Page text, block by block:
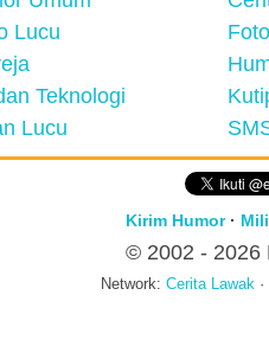
Lucu
Teknologi
Lucu
Kirim Humor·
© 2002 - 2026
Network: Cerita Lawak ·